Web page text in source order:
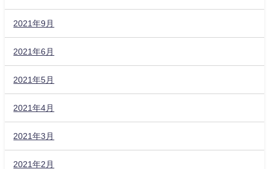
2021年9月
2021年6月
2021年5月
2021年4月
2021年3月
2021年2月